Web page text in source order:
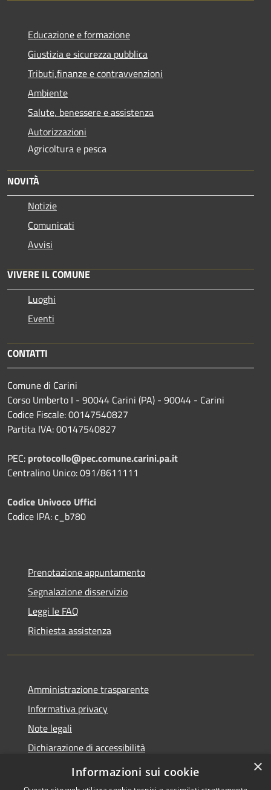
Educazione e formazione
Giustizia e sicurezza pubblica
Tributi,finanze e contravvenzioni
Ambiente
Salute, benessere e assistenza
Autorizzazioni
Agricoltura e pesca
NOVITÀ
Notizie
Comunicati
Avvisi
VIVERE IL COMUNE
Luoghi
Eventi
CONTATTI
Comune di Carini
Corso Umberto I - 90044 Carini (PA) - 90044 - Carini
Codice Fiscale: 00147540827
Partita IVA: 00147540827
PEC: protocollo@pec.comune.carini.pa.it
Centralino Unico: 091/8611111
Codice Univoco Uffici
Codice IPA: c_b780
Prenotazione appuntamento
Segnalazione disservizio
Leggi le FAQ
Richiesta assistenza
Amministrazione trasparente
Informativa privacy
Note legali
Dichiarazione di accessibilità
Privacy e protezione dei dati
×
Informazioni sui cookie